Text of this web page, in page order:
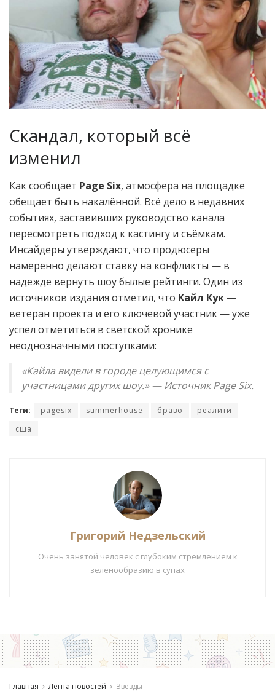
Скандал, который всё
изменил
Как сообщает Page Six, атмосфера на площадке
обещает быть накалённой. Всё дело в недавних
событиях, заставивших руководство канала
пересмотреть подход к кастингу и съёмкам.
Инсайдеры утверждают, что продюсеры
намеренно делают ставку на конфликты — в
надежде вернуть шоу былые рейтинги. Один из
источников издания отметил, что Кайл Кук —
ветеран проекта и его ключевой участник — уже
успел отметиться в светской хронике
неоднозначными поступками:
«Кайла видели в городе целующимся с
участницами других шоу.» — Источник Page Six.
Теги: pagesix summerhouse браво
реалити
сша
Григорий Недзельский
Очень занятой человек с глубоким стремлением к
зеленообразию в супах
Главная Лента новостей Звезды